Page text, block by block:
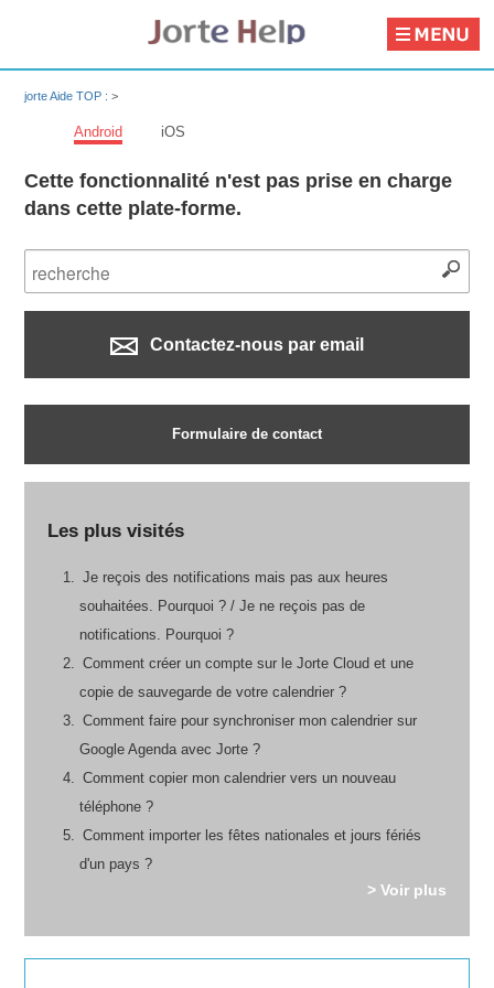
jorte Aide TOP :>
Android iOS
Cette fonctionnalité n'est pas prise en charge
dans cette plate-forme.
Contactez-nous par email
Formulaire de contact
Les plus visités
Je reçois des notifications mais pas aux heures
souhaitées. Pourquoi ? / Je ne reçois pas de
notifications. Pourquoi ?
Comment créer un compte sur le Jorte Cloud et une
copie de sauvegarde de votre calendrier ?
Comment faire pour synchroniser mon calendrier sur
Google Agenda avec Jorte ?
Comment copier mon calendrier vers un nouveau
téléphone ?
Comment importer les fêtes nationales et jours fériés
d'un pays ?
> Voir plus